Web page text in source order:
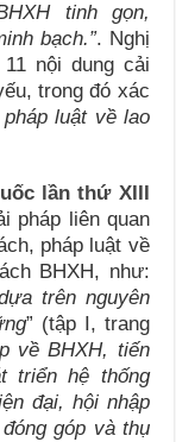
tinh gọn,
bạch.”. Nghị
nội dung cải
trong đó xác
pháp luật về lao
lần thứ XIII
pháp liên quan
pháp luật về
BHXH, như:
trên nguyên
” (tập I, trang
vềBHXH, tiến
triển hệ thống
đại, hội nhập
góp và thụ